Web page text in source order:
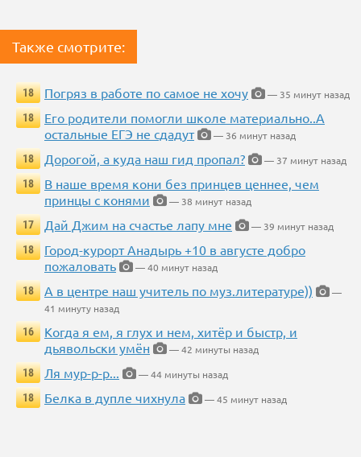
Также смотрите:
18 Погряз в работе по самое не хочу
— 35 минут назад
18
Его родители помогли школе материально..А
остальные ЕГЭ не сдадут
— 36 минут назад
18
Дорогой, а куда наш гид пропал?
— 37 минут назад
18
В наше время кони без принцев ценнее, чем
принцы с конями
— 38 минут назад
17
Дай Джим на счастье лапу мне
— 39 минут назад
18
Город-курорт Анадырь +10 в августе добро
пожаловать
— 40 минут назад
18
А в центре наш учитель по муз.литературе))
—
41 минуту назад
16
Когда я ем, я глух и нем, хитёр и быстр, и
дьявольски умён
— 42 минуты назад
18
Ля мур-р-р...
— 44 минуты назад
18
Белка в дупле чихнула — 45 минут назад